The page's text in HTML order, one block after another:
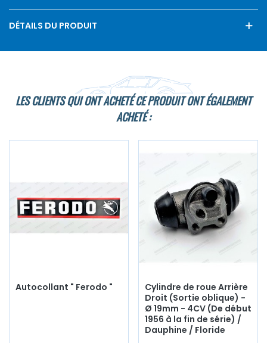
DÉTAILS DU PRODUIT
LES CLIENTS QUI ONT ACHETÉ CE PRODUIT ONT ÉGALEMENT
ACHETÉ :
Autocollant " Ferodo "
Cylindre de roue Arrière
Droit (Sortie oblique) -
Ø 19mm - 4CV (De début
1956 à la fin de série) /
Dauphine / Floride